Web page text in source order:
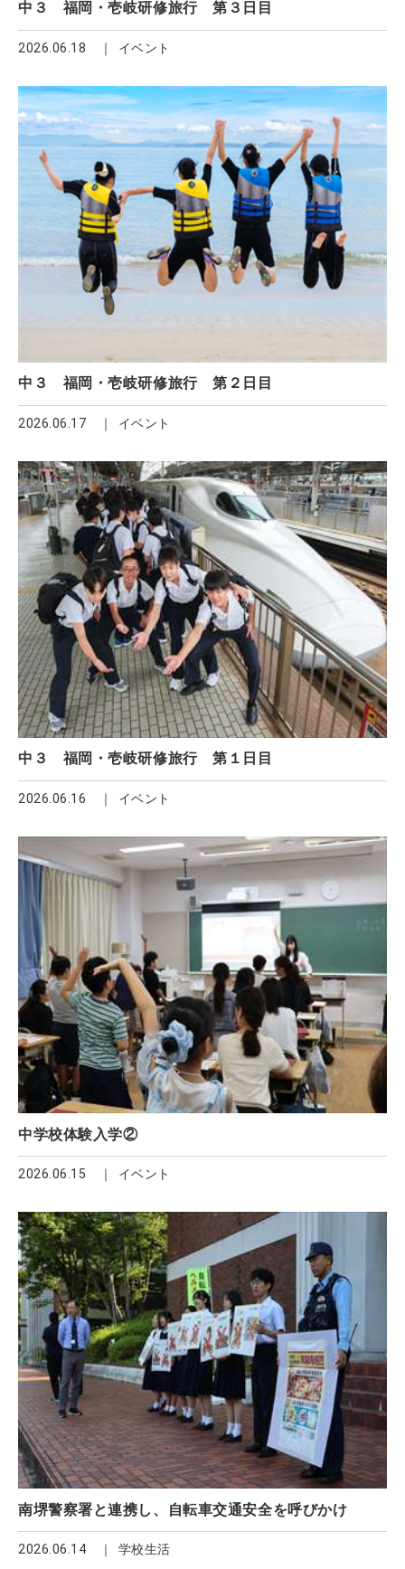
中３ 福岡・壱岐研修旅行 第３日目
2026.06.18 イベント
中３ 福岡・壱岐研修旅行 第２日目
2026.06.17 イベント
中３ 福岡・壱岐研修旅行 第１日目
2026.06.16 イベント
中学校体験入学②
2026.06.15 イベント
南堺警察署と連携し、自転車交通安全を呼びかけ
2026.06.14 学校生活